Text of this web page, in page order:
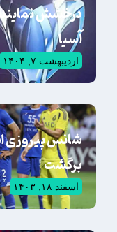
درخشش
آسیا
اردیبهشت ۷, ۱۴۰۴
شانس پیروزی
برگشت
اسفند ۱۸, ۱۴۰۳